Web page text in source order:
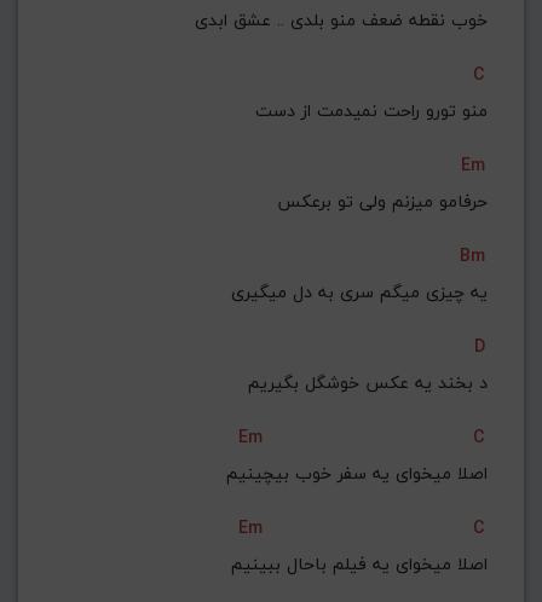
خوب نقطه ضعف منو بلدی .. عشق ابدی
C
منو تورو راحت نمیدمت از دست
Em
حرفامو میزنم ولی تو برعکس
Bm
یه چیزی میگم سری به دل میگیری
D
د بخند یه عکس خوشگل بگیریم
Em
C
اصلا میخوای یه سفر خوب بیچینیم
Em
C
اصلا میخوای یه فیلم باحال ببینیم